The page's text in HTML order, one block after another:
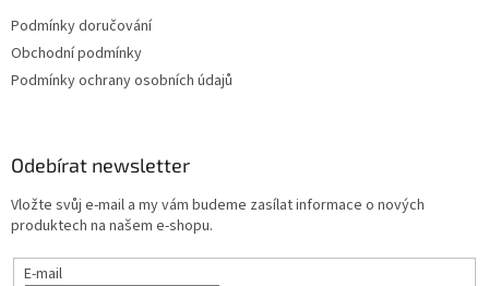
Podmínky doručování
Obchodní podmínky
Podmínky ochrany osobních údajů
Odebírat newsletter
Vložte svůj e-mail a my vám budeme zasílat informace o nových
produktech na našem e-shopu.
E-mail